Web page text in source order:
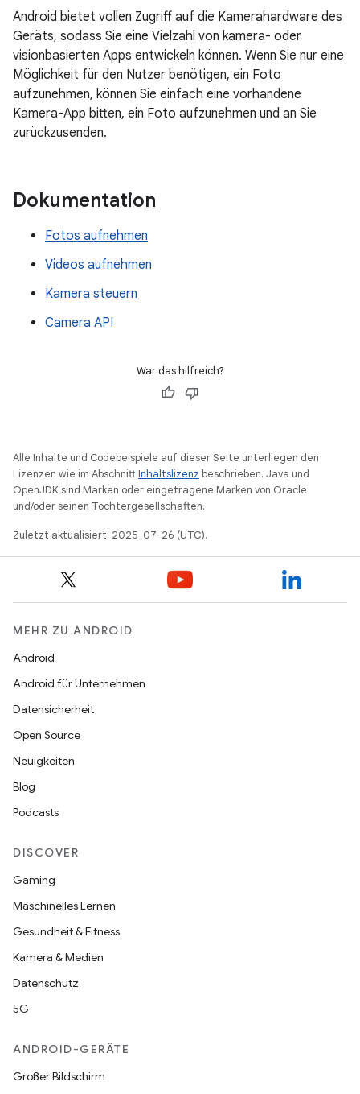
Android bietet vollen Zugriff auf die Kamerahardware des
Geräts, sodass Sie eine Vielzahl von kamera- oder
visionbasierten Apps entwickeln können. Wenn Sie nur eine
Möglichkeit für den Nutzer benötigen, ein Foto
aufzunehmen, können Sie einfach eine vorhandene
Kamera-App bitten, ein Foto aufzunehmen und an Sie
zurückzusenden.
Dokumentation
Fotos aufnehmen
Videos aufnehmen
Kamera steuern
Camera API
War das hilfreich?
Alle Inhalte und Codebeispiele auf dieser Seite unterliegen den
Lizenzen wie im AbschnittInhaltslizenz beschrieben. Java und
OpenJDK sind Marken oder eingetragene Marken von Oracle
und/oder seinen Tochtergesellschaften.
Zuletzt aktualisiert: 2025-07-26 (UTC).
MEHR ZU ANDROID
Android
Android für Unternehmen
Datensicherheit
Open Source
Neuigkeiten
Blog
Podcasts
DISCOVER
Gaming
Maschinelles Lernen
Gesundheit & Fitness
Kamera & Medien
Datenschutz
5G
ANDROID-GERÄTE
Großer Bildschirm